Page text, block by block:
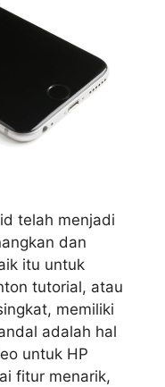
telah menjadi
dan
itu untuk
tutorial, atau
memiliki
adalah hal
untuk HP
fitur menarik,